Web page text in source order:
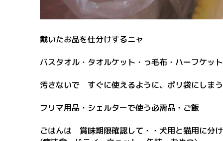
戴いたお品を仕分けするニャ
バスタオル・タオルケット・っ毛布・ハーフケット
汚さないで すぐに使えるように、ポリ袋にしま
フリマ用品・シェルターで使う必需品・ご飯
ごはんは 賞味期限確認して・・犬用と猫用に分